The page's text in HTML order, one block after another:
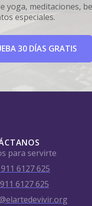
yoga, meditaciones,
especiales.
30 DÍAS GRATIS
para servirte
6127 625
6127 625